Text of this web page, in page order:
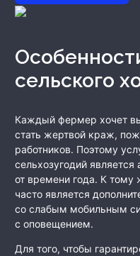
Особенности охраны
сельского
Каждый фермер хочет
стать жертвой краж,
работников. Поэтому
сельхозугодий
от времени года. К тому
часто является
со слабым мобильным
с оповещением.
Для того, чтобы